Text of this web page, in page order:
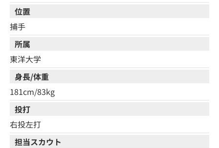
位置
捕手
所属
東洋大学
身長/体重
181cm/83kg
投打
右投左打
担当スカウト